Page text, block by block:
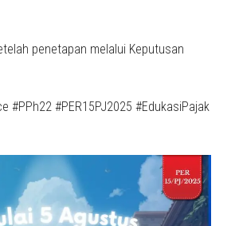
penetapan melalui Keputusan
#PPh22 #PER15PJ2025 #EdukasiPajak